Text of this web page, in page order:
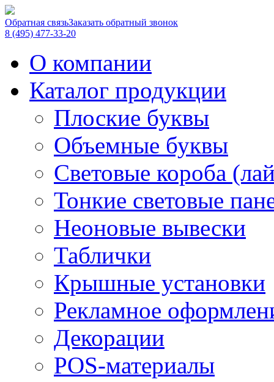
Обратная связьЗаказать обратный звонок
8 (495) 477-33-20
О компании
Каталог продукции
Плоские буквы
Объемные буквы
Световые короба
Тонкие световые
Неоновые вывески
Таблички
Крышные установки
Рекламное
Декорации
POS-материалы